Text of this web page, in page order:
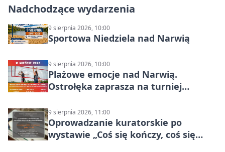
Nadchodzące wydarzenia
9 sierpnia 2026, 10:00
Sportowa Niedziela nad Narwią
9 sierpnia 2026, 10:00
Plażowe emocje nad Narwią.
Ostrołęka zaprasza na turniej
9 sierpnia 2026, 11:00
Oprowadzanie kuratorskie po
wystawie „Coś się kończy, coś się